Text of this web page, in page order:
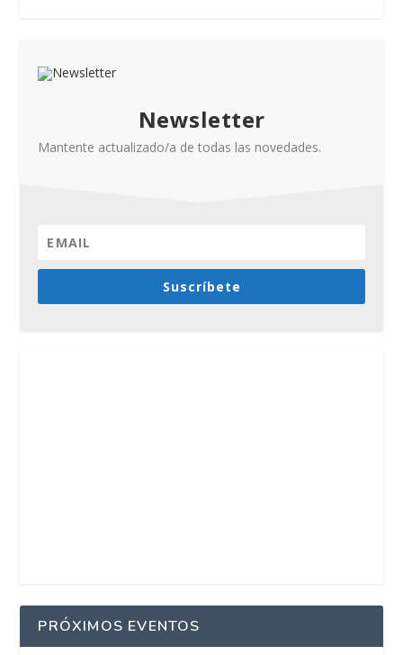
Newsletter
Mantente actualizado/a de todas las novedades.
Suscríbete
PRÓXIMOS EVENTOS